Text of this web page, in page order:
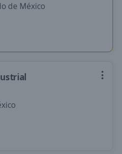
de México